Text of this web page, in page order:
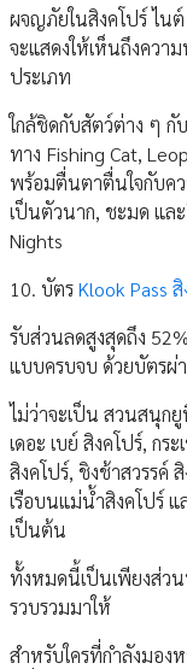
ผจญภัยในสิงคโปร์ ไน
จะแสดงให้เห็นถึงควา
ประเภท
ใกล้ชิดกับสัตว์ต่าง ๆ กับ
ทาง Fishing Cat,
พร้อมตื่นตาตื่นใจกับค
เป็นตัวนาก, ชะมด แล
Nights
10. บัตรKlook Pass
รับส่วนลดสูงสุดถึง
แบบครบจบ ด้วยบัตรผ่
ไม่ว่าจะเป็น สวนสนุกยู
เดอะ เบย์ สิงคโปร์, กร
สิงคโปร์, ชิงช้าสวรรค์
เรือบนแม่น้ำสิงคโปร์ แ
เป็นต้น
ทั้งหมดนี้เป็นเพียงส่ว
รวบรวมมาให้
สำหรับใครที่กำลังมอง